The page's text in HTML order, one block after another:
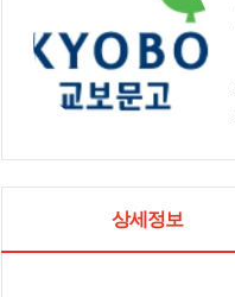
상세정보